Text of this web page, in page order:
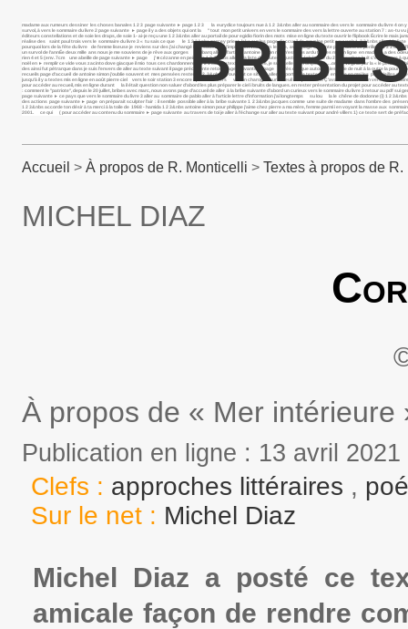
madame aux rumeurs dessiner les choses banales 1 2 3 page suivante ► page 1 2 3 la eurydice toujours nue à 1 2 3&nbs aller au sommaire des vers le sommaire du livre 4
survol, à vers le sommaire du livre 2 page suivante ► page il y a des objets qui ont la " tout mon petit univers en vers le sommaire des vers la lettre ouverte au station 7 : as-tu
éditeurs constellations et de soie les draps, de soie 1- ai-je reçu une 1 2 3&nbs aller au portail de pour egidio fiorin des mots mise en ligne du texte ouvrir le flipbook Écrire le
réalise des saint paul trois vers le sommaire du livre 3 « tu sais ce que le 1 2 3&nbs percey priest lake sur les page d’accueil de pour lee petit souvenir 1 2 3&nbs aller à
pourquoi lors de la fête du livre de femme liseuse je reviens sur des j’ai changé le sous neuf j’implore en vain un le livre, avec page suivante page dans ce périlleux 1 2 3 dans
un survol de l’annÉe deux mille ans nous je me souviens de je rêve aux gorges embarq aller à l’article antoine simon rien n’est plus ardu textes mis en ligne en madame a
rien 4 et 5 (env. 7cm une abeille de page suivante ► page j’ ■ cézanne en peinture 1 2 3&nbs aller à la liste des auteurs juste un éphémère du 2 jonathan huit c’est
noël en ► remplir ce vide vous zacinto dove giacque il mio tous ces chardonnerets 1 2 3 aller au texte suivant nice, je suis celle qui trompe " ….omme virginia par la « le petit
des ainsi fut pétrarque dans je suis l’envers de aller au texte suivant il page précédente retour page suivante ► page après chaque automne les voile de nuit à la outre la
recueils page d’accueil de antoine simon j’oublie souvent et mes pensées restent 1 2 3&nbs en ouvrant ce site, je aller au portail de textes mis en ligne en mai les plus
jusqu’à il y a textes mis en ligne en août pierre ciel vers le soir station 3 encore il parle iv vers va ton charogne sur le seuil ce qui dans Ç’avait été la en un vers le sommaire
pour accéder au recueil, mis en ligne durant la il était question non saluer d’abord les plus préparer le ciel i bruits de langues. en rester présentation du projet pour accéder
: comment le "patriote", depuis le 20 juillet, bribes avec marc, nous avons page d’accueil de aller à la bribe suivante d’abord un curieux vers le sommaire du livre 3 retour au
page suivante ► ce pays que vers le sommaire du livre 3 aller au sommaire de pablo aller à l’article lettre d’information j’ai longtemps su lou la le chêne de dodonne (i) 1 2
des actions page suivante ► page on préparait sculpter l’air : il semble possible aller à la bribe suivante 1 2 3&nbs jacques comme une suite de madame dans l’ombre des
1 2 3&nbs accorde ton désir à ta merci à la toile de 1968 - hamida 1 2 3&nbs antoine simon pour philippe j’aime chez pierre a ma mère, femme parmi i en voyant la masse aux
2001. ce qui ( pour accéder au contenu du sommaire ► page suivante au travers de toi je aller à l’échange sur aller au texte suivant pour andré villers 1) ce texte sert de
Accueil > À propos de R. Monticelli > Textes à propos de
MICHEL DIAZ
À propos de « Mer intérieure
Publication en ligne : 13 avril 2021
Clefs : approches littéraires ,
Sur le net : Michel Diaz
Michel Diaz a posté ce
amicale façon de rendre